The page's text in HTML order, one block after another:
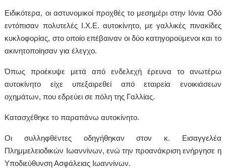
Ειδικότερα, οι αστυνομικοί προχθές το μεσημέρι στην Ιόνια Οδό
εντόπισαν πολυτελές Ι.Χ.Ε. αυτοκίνητο, με γαλλικές πινακίδες
κυκλοφορίας, στο οποίο επέβαιναν οι δύο κατηγορούμενοι και το
ακινητοποίησαν για έλεγχο.
Όπως προέκυψε μετά από ενδελεχή έρευνα το ανωτέρω
αυτοκίνητο είχε υπεξαιρεθεί από εταιρεία ενοικιάσεων
οχημάτων, που εδρεύει σε πόλη της Γαλλίας.
Κατασχέθηκε το παραπάνω αυτοκίνητο.
Οι συλληφθέντες οδηγήθηκαν στον κ. Εισαγγελέα
Πλημμελειοδικών Ιωαννίνων, ενώ την προανάκριση ενήργησε η
Υποδιεύθυνση Ασφάλειας Ιωαννίνων.